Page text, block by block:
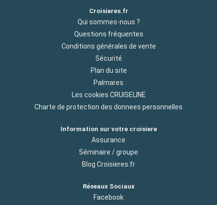
Croisieres.fr
Qui sommes-nous ?
Questions fréquentes
Conditions générales de vente
Sécurité
Plan du site
Palmares
Les cookies CRUISELINE
Charte de protection des donnees personnelles
Information sur votre croisiere
Assurance
Séminaire / groupe
Blog Croisieres.fr
Réseaux Sociaux
Facebook